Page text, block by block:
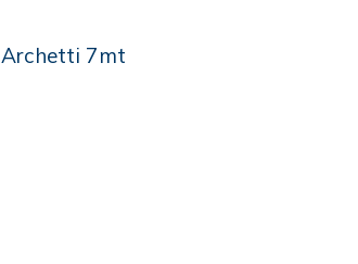
Archetti 7mt